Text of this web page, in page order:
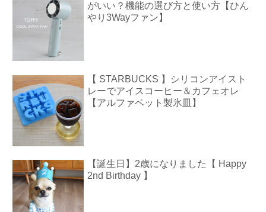
がいい？機能の選び方と使い方【ひん
やり3Wayファン】
【 STARBUCKS 】シリコンアイスト
レーでアイスコーヒー＆カフェオレ
【アルファベット製氷皿】
【誕生日】2歳になりました【 Happy
2nd Birthday 】